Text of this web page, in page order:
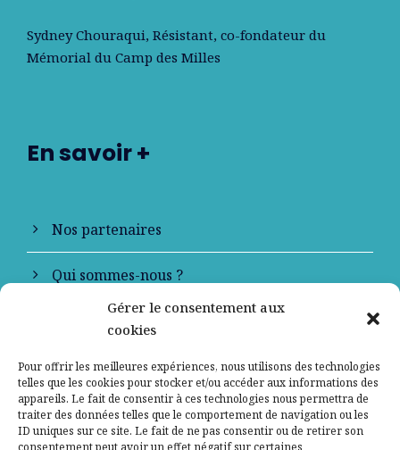
Gérer le consentement aux
cookies
Pour offrir les meilleures expériences, nous utilisons des technologies
telles que les cookies pour stocker et/ou accéder aux informations des
appareils. Le fait de consentir à ces technologies nous permettra de
traiter des données telles que le comportement de navigation ou les
ID uniques sur ce site. Le fait de ne pas consentir ou de retirer son
consentement peut avoir un effet négatif sur certaines
Sydney Chouraqui, Résistant, co-fondateur du
Mémorial du Camp des Milles
En savoir +
Nos partenaires
Qui sommes-nous ?
Contactez-nous
Mentions légales
Politique de confidentialité